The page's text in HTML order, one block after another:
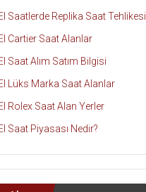
Saatlerde Replika Saat Tehlikesi
Cartier Saat Alanlar
Saat Alım Satım Bilgisi
Lüks Marka Saat Alanlar
Rolex Saat Alan Yerler
Saat Piyasası Nedir?